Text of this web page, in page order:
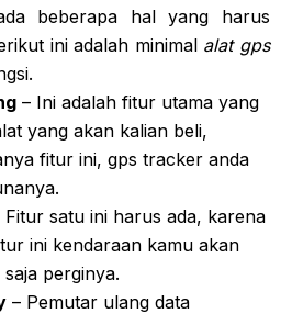
beberapa hal yang harus
ini adalah minimalalat gps
– Ini adalah fitur utama yang
yang akan kalian beli,
fitur ini, gps tracker anda
Fitur satu ini harus ada, karena
ini kendaraan kamu akan
perginya.
– Pemutar ulang data